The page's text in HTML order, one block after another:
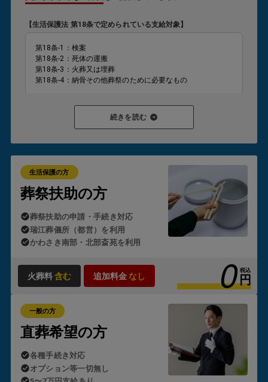
【生活保護法 第18条で定められている支給対象】
第18条-1：検案
第18条-2：死体の運搬
第18条-3：火葬又は埋葬
第18条-4：納骨その他葬祭のために必要なもの
葬祭扶助が対象となり、支給が認められると
を立て替えたり、後から請求を受けたりすることはありませ
ん。これが「生活保護のお葬式」の葬儀が0円でご利用いただ
ける理由です。
ただし、制度の適用にはいくつかの要件があります。
・故人または喪主となる方が生活保護受給者であること
・故人の預貯金や遺留金がほとんどないこと
・ご遺族の方の資産状況に著しい余裕がないこと
のお葬式」では
ケースワーカー様とのやり取りや申請手続き
も含め、すべて代行しております。
続きを読む
生活保護の方
葬祭扶助の方
葬祭扶助の申請・手続き対応
瑞江葬儀所（都営）を利用
かわさき南部・北部斎苑を利用
火葬料含む 追加料金 なし 0 税込
円
一般の方
直葬希望の方
各種手続き対応
オプション等一切無し